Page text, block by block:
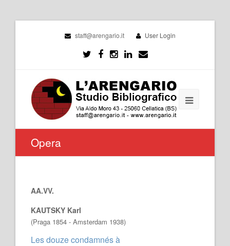
staff@arengario.it User Login
Opera
AA.VV.
KAUTSKY Karl
(Praga 1854 - Amsterdam 1938)
Les douze condamnés à